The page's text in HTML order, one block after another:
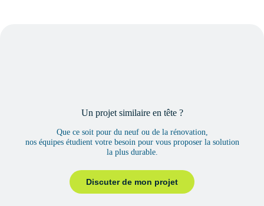
Un projet similaire en tête ?
Que ce soit pour du neuf ou de la rénovation,
nos équipes étudient votre besoin pour vous proposer la solution
la plus durable.
Discuter de mon projet